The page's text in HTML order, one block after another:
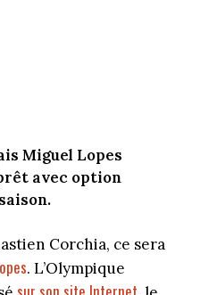
Miguel Lopes
avec option
Corchia, ce sera
. L’Olympique